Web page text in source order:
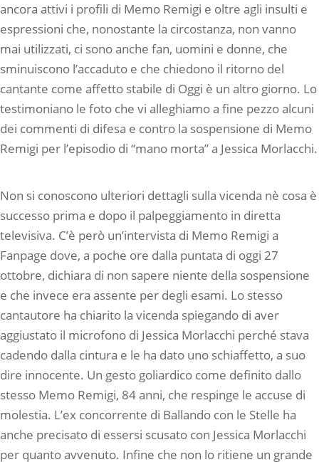
ancora attivi i profili di Memo Remigi e oltre agli insulti e
espressioni che, nonostante la circostanza, non vanno
mai utilizzati, ci sono anche fan, uomini e donne, che
sminuiscono l’accaduto e che chiedono il ritorno del
cantante come affetto stabile di Oggi è un altro giorno. Lo
testimoniano le foto che vi alleghiamo a fine pezzo alcuni
dei commenti di difesa e contro la sospensione di Memo
Remigi per l’episodio di “mano morta” a Jessica Morlacchi.
Non si conoscono ulteriori dettagli sulla vicenda nè cosa è
successo prima e dopo il palpeggiamento in diretta
televisiva. C’è però un’intervista di Memo Remigi a
Fanpage dove, a poche ore dalla puntata di oggi 27
ottobre, dichiara di non sapere niente della sospensione
e che invece era assente per degli esami. Lo stesso
cantautore ha chiarito la vicenda spiegando di aver
aggiustato il microfono di Jessica Morlacchi perché stava
cadendo dalla cintura e le ha dato uno schiaffetto, a suo
dire innocente. Un gesto goliardico come definito dallo
stesso Memo Remigi, 84 anni, che respinge le accuse di
molestia. L’ex concorrente di Ballando con le Stelle ha
anche precisato di essersi scusato con Jessica Morlacchi
per quanto avvenuto. Infine che non lo ritiene un grande